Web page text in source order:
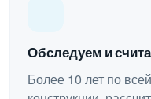
Обследуем и
Более 10 лет по